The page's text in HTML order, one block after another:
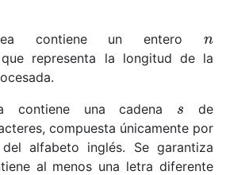
contiene un enteron
que representa la longitud de la
contiene una cadena s de
compuesta únicamente por
alfabeto inglés. Se garantiza
al menos una letra diferente